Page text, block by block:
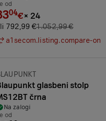
od
04€× 24
792,99 €1.052,99 €
a1secom.listing.compare-on
glasbeni stolp
črna
Na zalogi
od